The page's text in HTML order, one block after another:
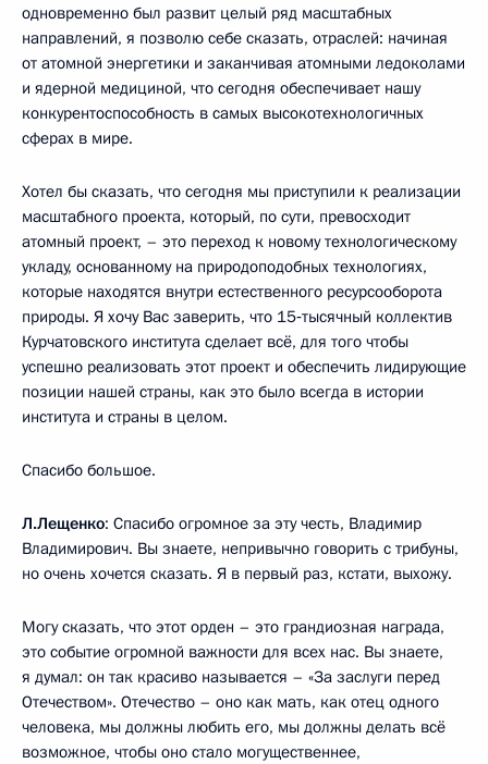
одновременно был развит целый ряд масштабных
направлений, я позволю себе сказать, отраслей: начиная
от атомной энергетики и заканчивая атомными ледоколами
и ядерной медициной, что сегодня обеспечивает нашу
конкурентоспособность в самых высокотехнологичных
сферах в мире.
Хотел бы сказать, что сегодня мы приступили к реализации
масштабного проекта, который, по сути, превосходит
атомный проект, – это переход к новому технологическому
укладу, основанному на природоподобных технологиях,
которые находятся внутри естественного ресурсооборота
природы. Я хочу Вас заверить, что 15‑тысячный коллектив
Курчатовского института сделает всё, для того чтобы
успешно реализовать этот проект и обеспечить лидирующие
позиции нашей страны, как это было всегда в истории
института и страны в целом.
Спасибо большое.
Л.Лещенко: Спасибо огромное за эту честь, Владимир
Владимирович. Вы знаете, непривычно говорить с трибуны,
но очень хочется сказать. Я в первый раз, кстати, выхожу.
Могу сказать, что этот орден – это грандиозная награда,
это событие огромной важности для всех нас. Вы знаете,
я думал: он так красиво называется – «За заслуги перед
Отечеством». Отечество – оно как мать, как отец одного
человека, мы должны любить его, мы должны делать всё
возможное, чтобы оно стало могущественнее,